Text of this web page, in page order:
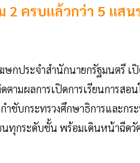
2 ครบแล้วกว่า 5 แสน
กประจำสำนักนายกรัฐมนตรี เ
ตามผลการเปิดการเรียนการ
ชับกระทรวงศึกษาธิการและกร
นทุกระดับชั้น พร้อมเดินหน้าฉีด